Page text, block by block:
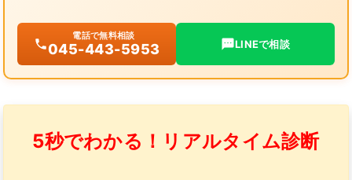
電話で無料相談
045-443-5953 LINEで相談
5秒でわかる！リアルタイム診断